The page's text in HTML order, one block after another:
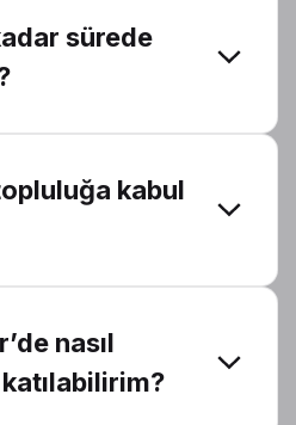
sürede
kabul
nasıl